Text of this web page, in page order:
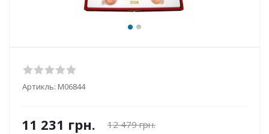
Артикль: М06844
11 231 грн. 12 479грн.